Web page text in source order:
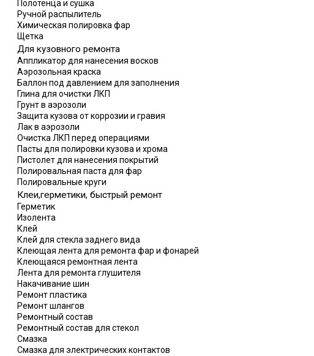
Полотенца и сушка
Ручной распылитель
Химическая полировка фар
Щетка
Для кузовного ремонта
Аппликатор для нанесения восков
Аэрозольная краска
Баллон под давлением для заполнения
Глина для очистки ЛКП
Грунт в аэрозоли
Защита кузова от коррозии и гравия
Лак в аэрозоли
Очистка ЛКП перед операциями
Пасты для полировки кузова и хрома
Пистолет для нанесения покрытий
Полировальная паста для фар
Полировальные круги
Клеи,герметики, быстрый ремонт
Герметик
Изолента
Клей
Клей для стекла заднего вида
Клеющая лента для ремонта фар и фонарей
Клеющаяся ремонтная лента
Лента для ремонта глушителя
Накачивание шин
Ремонт пластика
Ремонт шлангов
Ремонтный состав
Ремонтный состав для стекол
Смазка
Смазка для электрических контактов